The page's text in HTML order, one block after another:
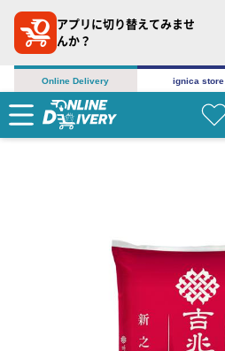
アプリに切り替えてみませ
んか？
Online Delivery ignica store